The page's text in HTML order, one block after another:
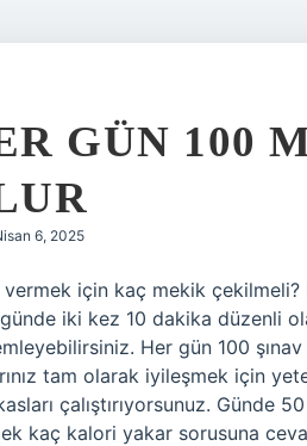
GÜN 100
6, 2025
vermek için kaç mekik
iki kez 10 dakika düzenli
Her gün 100
tam olarak iyileşmek için
çalıştırıyorsunuz.
kaç kalori yakar sorusuna